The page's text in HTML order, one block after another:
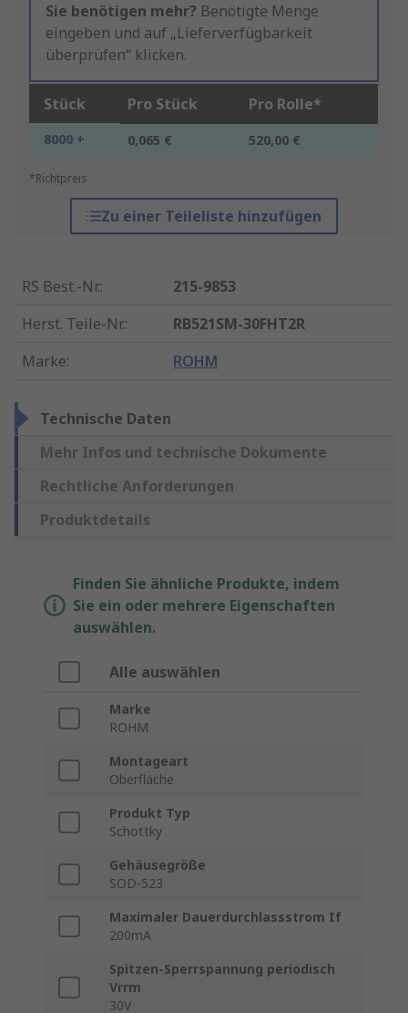
Sie benötigen mehr? Benötigte Menge
eingeben und auf „Lieferverfügbarkeit
überprüfen“ klicken.
Stück Pro Stück Pro Rolle*
8000 + 0,065 € 520,00 €
*Richtpreis
Zu einer Teileliste hinzufügen
RS Best.-Nr.:
215-9853
Herst. Teile-Nr.:
RB521SM-30FHT2R
Marke: ROHM
Technische Daten
Mehr Infos und technische Dokumente
Rechtliche Anforderungen
Produktdetails
Finden Sie ähnliche Produkte, indem
Sie ein oder mehrere Eigenschaften
auswählen.
Alle auswählen
Marke
ROHM
Montageart
Oberfläche
Produkt Typ
Schottky
Gehäusegröße
SOD-523
Maximaler Dauerdurchlassstrom If
200mA
Spitzen-Sperrspannung periodisch
Vrrm
30V